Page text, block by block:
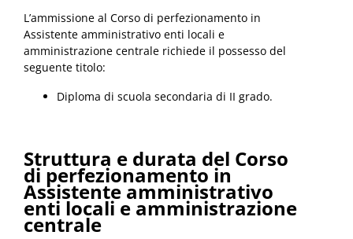
L’ammissione al Corso di perfezionamento in
Assistente amministrativo enti locali e
amministrazione centrale richiede il possesso del
seguente titolo:
Diploma di scuola secondaria di II grado.
Struttura e durata del Corso
di perfezionamento in
Assistente amministrativo
enti locali e amministrazione
centrale